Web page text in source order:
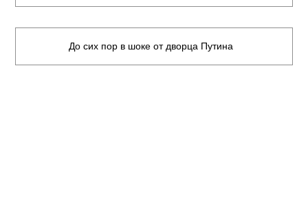
До сих пор в шоке от дворца Путина